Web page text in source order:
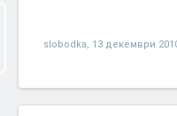
slobodka, 13 декември